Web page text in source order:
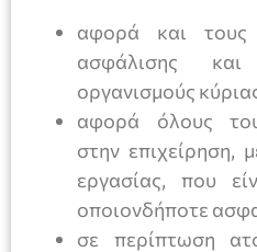
αφορά και τους
ασφάλισης
οργανισμούς
αφορά όλους
στην επιχείρηση,
εργασίας, που
οποιονδήποτε
σε περίπτωση